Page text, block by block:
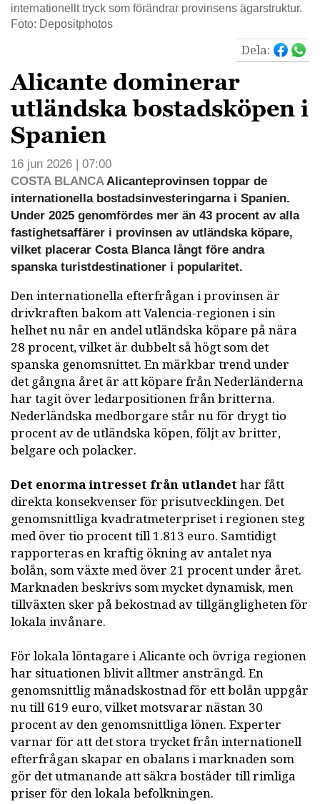
internationellt tryck som förändrar provinsens ägarstruktur.
Foto: Depositphotos
Dela:
Alicante dominerar
utländska bostadsköpen i
Spanien
16 jun 2026 | 07:00
COSTA BLANCAAlicanteprovinsen toppar de
internationella bostadsinvesteringarna i Spanien.
Under 2025 genomfördes mer än 43 procent av alla
fastighetsaffärer i provinsen av utländska köpare,
vilket placerar Costa Blanca långt före andra
spanska turistdestinationer i popularitet.
Den internationella efterfrågan i provinsen är
drivkraften bakom att Valencia-regionen i sin
helhet nu når en andel utländska köpare på nära
28 procent, vilket är dubbelt så högt som det
spanska genomsnittet. En märkbar trend under
det gångna året är att köpare från Nederländerna
har tagit över ledarpositionen från britterna.
Nederländska medborgare står nu för drygt tio
procent av de utländska köpen, följt av britter,
belgare och polacker.
Det enorma intresset från utlandethar fått
direkta konsekvenser för prisutvecklingen. Det
genomsnittliga kvadratmeterpriset i regionen steg
med över tio procent till 1.813 euro. Samtidigt
rapporteras en kraftig ökning av antalet nya
bolån, som växte med över 21 procent under året.
Marknaden beskrivs som mycket dynamisk, men
tillväxten sker på bekostnad av tillgängligheten för
lokala invånare.
För lokala löntagare i Alicante och övriga regionen
har situationen blivit alltmer ansträngd. En
genomsnittlig månadskostnad för ett bolån uppgår
nu till 619 euro, vilket motsvarar nästan 30
procent av den genomsnittliga lönen. Experter
varnar för att det stora trycket från internationell
efterfrågan skapar en obalans i marknaden som
gör det utmanande att säkra bostäder till rimliga
priser för den lokala befolkningen.